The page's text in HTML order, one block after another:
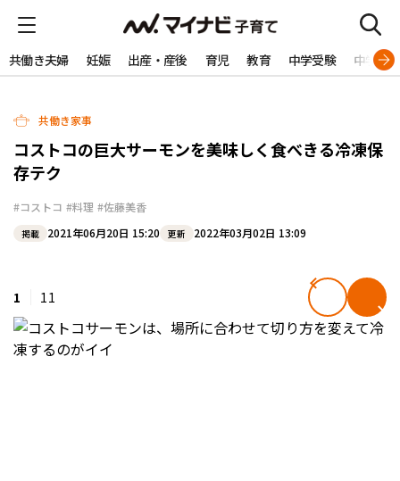
共働き夫婦 妊娠 出産・産後 育児 教育 中学受験 中学生
共働き家事
コストコの巨大サーモンを美味しく食べきる冷凍保
存テク
#コストコ #料理 #佐藤美香
掲載 2021年06月20日 15:20 更新 2022年03月02日 13:09
1 11